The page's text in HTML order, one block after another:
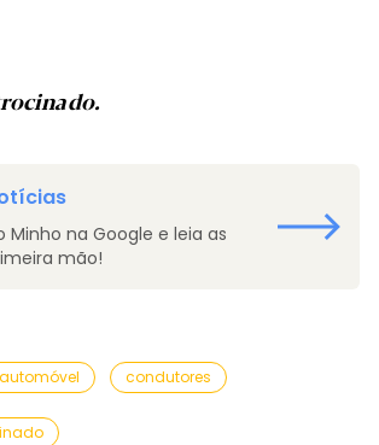
Minho na Google e leia as
mão!
condutores